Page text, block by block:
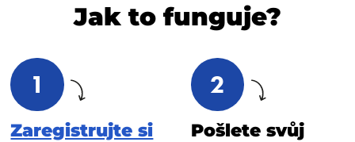
Jak to funguje?
1
Zaregistrujte si
2
Pošlete svůj